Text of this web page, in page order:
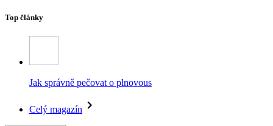
Top články
Jak správně pečovat o plnovous
Celý magazín